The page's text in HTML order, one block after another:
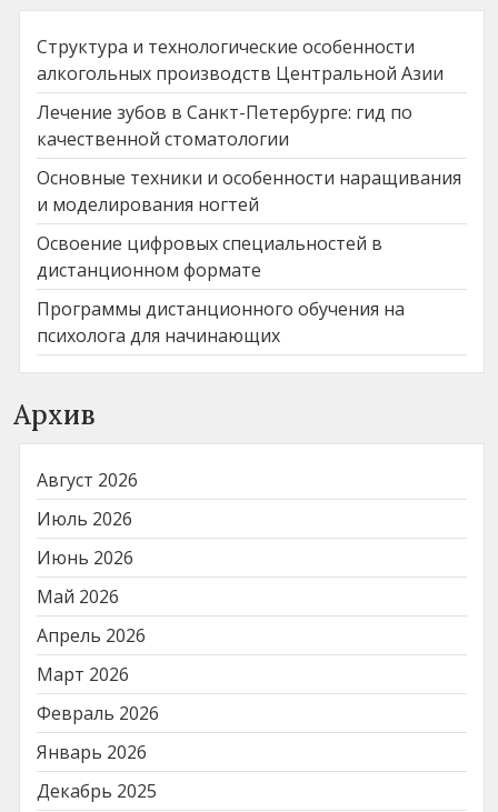
Структура и технологические особенности
алкогольных производств Центральной Азии
Лечение зубов в Санкт-Петербурге: гид по
качественной стоматологии
Основные техники и особенности наращивания
и моделирования ногтей
Освоение цифровых специальностей в
дистанционном формате
Программы дистанционного обучения на
психолога для начинающих
Архив
Август 2026
Июль 2026
Июнь 2026
Май 2026
Апрель 2026
Март 2026
Февраль 2026
Январь 2026
Декабрь 2025